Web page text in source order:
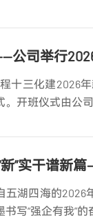
公司举行
十三化建2026
开班仪式由公
”实干谱新
五湖四海的
写“强企有我”的